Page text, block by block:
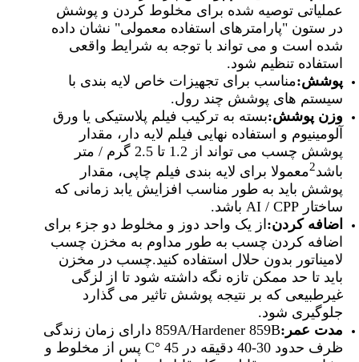
عملیاتی توصیه شده برای مخلوط کردن و پوشش
در ستون "پارامترهای استفاده معمولی" نشان داده
شده است و می تواند با توجه به شرایط واقعی
استفاده تنظیم شود.
پوشش:مناسب برای تجهیزات خاص لایه بندی با
سیستم های پوشش چند رول.
وزن پوشش:بسته به ترکیب فیلم پلاستیکی یا ورق
آلومینیوم و استفاده نهایی فیلم لایه دار، مقدار
پوشش چسب می تواند از 1.2 تا 2.5 گرم / متر
باشد2معمولا برای لایه بندی فیلم چاپی، مقدار
پوشش باید به طور مناسب افزایش یابد زمانی که
ساختار AI / CPP باشد.
اضافه کردن: از یک واحد دوز و مخلوط دو جزء برای
اضافه کردن چسب به طور مداوم به مخزن چسب
لامیناتور بدون حلال استفاده کنید.چسب در مخزن
باید تا حد ممکن تازه نگه داشته شود تا از لزگی
غیرطبیعی که بر نتیجه پوشش تاثیر می گذارد
جلوگیری شود.
مدت عمر:
859A/Hardener 859B دارای زمان زندگی
ظرف حدود 30-40 دقیقه در 45 °C پس از مخلوط و